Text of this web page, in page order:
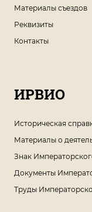
Материалы съездов
Реквизиты
Контакты
ИРВИО
Историческая
Материалы о
Знак
Документы
Труды